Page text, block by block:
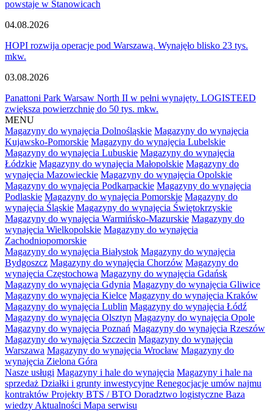
powstaje w Stanowicach
04.08.2026
HOPI rozwija operacje pod Warszawą. Wynajęło blisko 23 tys.
mkw.
03.08.2026
Panattoni Park Warsaw North II w pełni wynajęty. LOGISTEED
zwiększa powierzchnię do 50 tys. mkw.
MENU
Magazyny do wynajęcia Dolnośląskie Magazyny do wynajęcia
Kujawsko-Pomorskie Magazyny do wynajęcia Lubelskie
Magazyny do wynajęcia Lubuskie Magazyny do wynajęcia
Łódzkie Magazyny do wynajęcia Małopolskie Magazyny do
wynajęcia Mazowieckie Magazyny do wynajęcia Opolskie
Magazyny do wynajęcia Podkarpackie Magazyny do wynajęcia
Podlaskie Magazyny do wynajęcia Pomorskie Magazyny do
wynajęcia Śląskie Magazyny do wynajęcia Świętokrzyskie
Magazyny do wynajęcia Warmińsko-Mazurskie Magazyny do
wynajęcia Wielkopolskie Magazyny do wynajęcia
Zachodniopomorskie
Magazyny do wynajęcia Białystok Magazyny do wynajęcia
Bydgoszcz Magazyny do wynajęcia Chorzów Magazyny do
wynajęcia Częstochowa Magazyny do wynajęcia Gdańsk
Magazyny do wynajęcia Gdynia Magazyny do wynajęcia Gliwice
Magazyny do wynajęcia Kielce Magazyny do wynajęcia Kraków
Magazyny do wynajęcia Lublin Magazyny do wynajęcia Łódź
Magazyny do wynajęcia Olsztyn Magazyny do wynajęcia Opole
Magazyny do wynajęcia Poznań Magazyny do wynajęcia Rzeszów
Magazyny do wynajęcia Szczecin Magazyny do wynajęcia
Warszawa Magazyny do wynajęcia Wrocław Magazyny do
wynajęcia Zielona Góra
Nasze usługi Magazyny i hale do wynajęcia Magazyny i hale na
sprzedaż Działki i grunty inwestycyjne Renegocjacje umów najmu
kontraktów Projekty BTS / BTO Doradztwo logistyczne Baza
wiedzy Aktualności Mapa serwisu